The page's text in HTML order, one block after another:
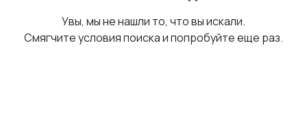
Увы, мы не нашли то, что вы искали.
Смягчите условия поиска и попробуйте еще раз.